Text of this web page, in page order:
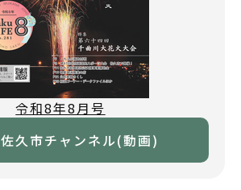
令和8年8月号
佐久市チャンネル(動画)